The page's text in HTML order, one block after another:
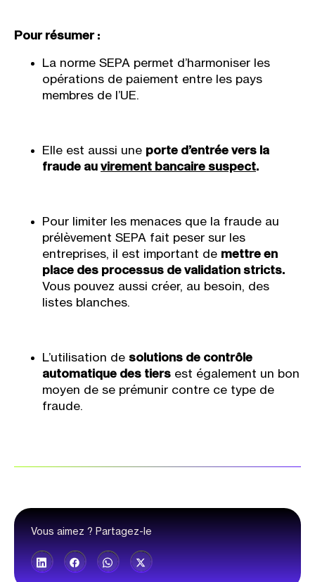
Vous aimez ? Partagez-le
Pour résumer :
La norme SEPA permet d’harmoniser les
opérations de paiement entre les pays
membres de l’UE.
Elle est aussi une porte d’entrée vers la
fraude au virement bancaire suspect.
Pour limiter les menaces que la fraude au
prélèvement SEPA fait peser sur les
entreprises, il est important de mettre en
place des processus de validation stricts.
Vous pouvez aussi créer, au besoin, des
listes blanches.
L’utilisation de solutions de contrôle
automatique des tiers est également un bon
moyen de se prémunir contre ce type de
fraude.